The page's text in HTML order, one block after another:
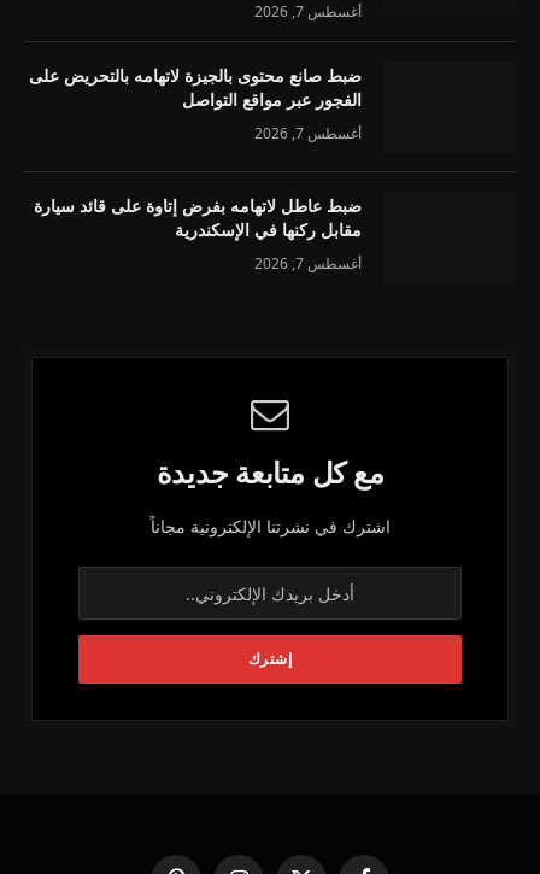
أغسطس 7, 2026
ضبط صانع محتوى بالجيزة لاتهامه بالتحريض على
الفجور عبر مواقع التواصل
أغسطس 7, 2026
ضبط عاطل لاتهامه بفرض إتاوة على قائد سيارة
مقابل ركنها في الإسكندرية
أغسطس 7, 2026
مع كل متابعة جديدة
اشترك في نشرتنا الإلكترونية مجاناً